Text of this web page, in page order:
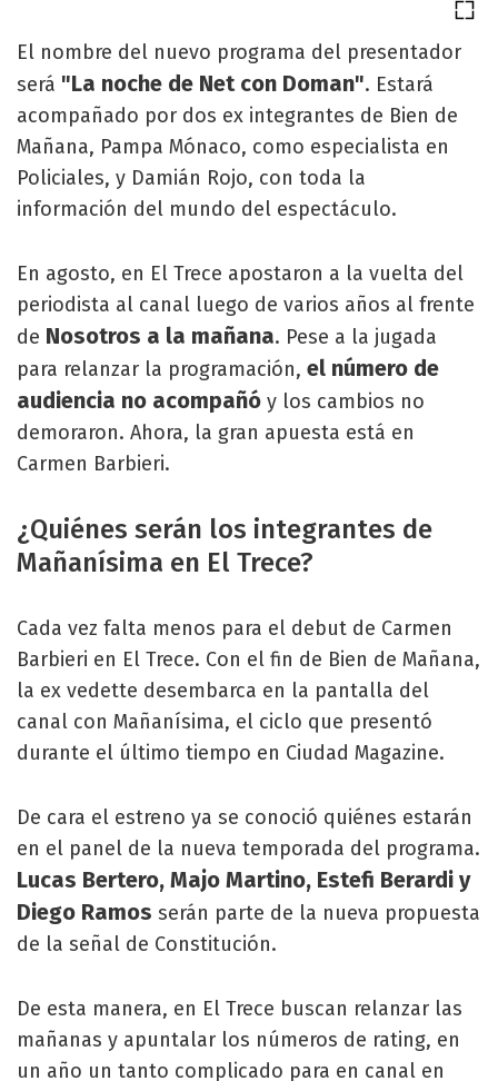
El nombre del nuevo programa del presentador
será "La noche de Net con Doman". Estará
acompañado por dos ex integrantes de Bien de
Mañana, Pampa Mónaco, como especialista en
Policiales, y Damián Rojo, con toda la
información del mundo del espectáculo.
En agosto, en El Trece apostaron a la vuelta del
periodista al canal luego de varios años al frente
de Nosotros a la mañana. Pese a la jugada
para relanzar la programación, el número de
audiencia no acompañó y los cambios no
demoraron. Ahora, la gran apuesta está en
Carmen Barbieri.
¿Quiénes serán los integrantes de
Mañanísima en El Trece?
Cada vez falta menos para el debut de Carmen
Barbieri en El Trece. Con el fin de Bien de Mañana,
la ex vedette desembarca en la pantalla del
canal con Mañanísima, el ciclo que presentó
durante el último tiempo en Ciudad Magazine.
De cara el estreno ya se conoció quiénes estarán
en el panel de la nueva temporada del programa.
Lucas Bertero, Majo Martino, Estefi Berardi y
Diego Ramos serán parte de la nueva propuesta
de la señal de Constitución.
De esta manera, en El Trece buscan relanzar las
mañanas y apuntalar los números de rating, en
un año un tanto complicado para en canal en